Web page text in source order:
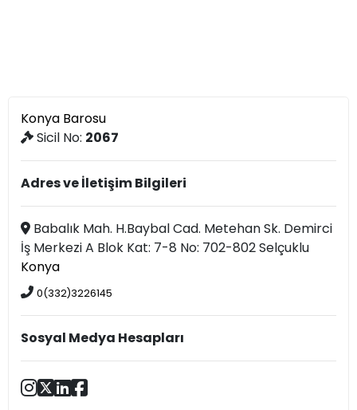
Konya Barosu
Sicil No: 2067
Adres ve İletişim Bilgileri
Babalık Mah. H.Baybal Cad. Metehan Sk. Demirci
İş Merkezi A Blok Kat: 7-8 No: 702-802 Selçuklu
Konya
0(332)3226145
Sosyal Medya Hesapları